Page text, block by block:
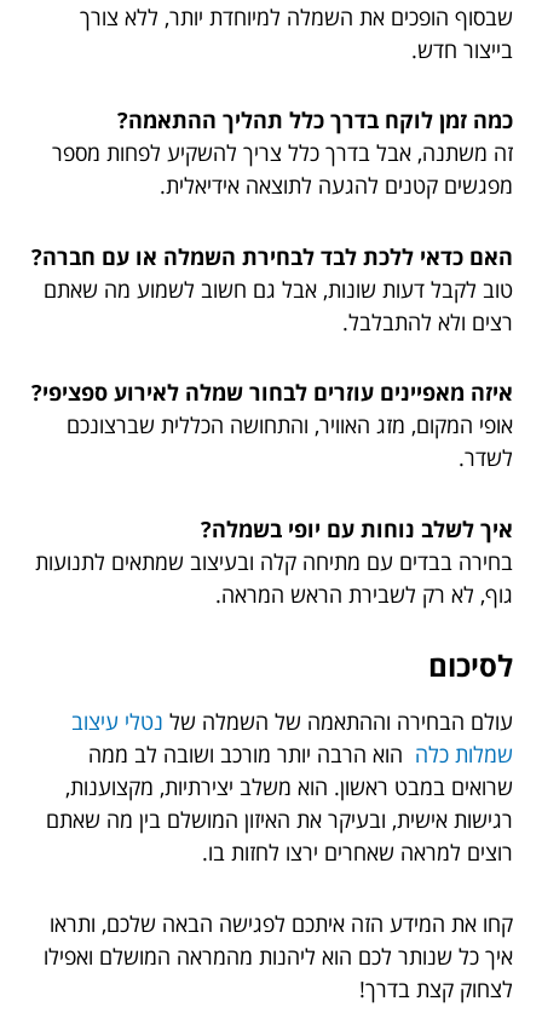
שבסוף הופכים את השמלה למיוחדת יותר, ללא צורך
בייצור חדש.
כמה זמן לוקח בדרך כלל תהליך ההתאמה?
זה משתנה, אבל בדרך כלל צריך להשקיע לפחות מספר
מפגשים קטנים להגעה לתוצאה אידיאלית.
האם כדאי ללכת לבד לבחירת השמלה או עם חברה?
טוב לקבל דעות שונות, אבל גם חשוב לשמוע מה שאתם
רצים ולא להתבלבל.
איזה מאפיינים עוזרים לבחור שמלה לאירוע ספציפי?
אופי המקום, מזג האוויר, והתחושה הכללית שברצונכם
לשדר.
איך לשלב נוחות עם יופי בשמלה?
בחירה בבדים עם מתיחה קלה ובעיצוב שמתאים לתנועות
גוף, לא רק לשבירת הראש המראה.
לסיכום
עולם הבחירה וההתאמה של השמלה של נטלי עיצוב
שמלות כלה הוא הרבה יותר מורכב ושובה לב ממה
שרואים במבט ראשון. הוא משלב יצירתיות, מקצוענות,
רגישות אישית, ובעיקר את האיזון המושלם בין מה שאתם
רוצים למראה שאחרים ירצו לחזות בו.
קחו את המידע הזה איתכם לפגישה הבאה שלכם, ותראו
איך כל שנותר לכם הוא ליהנות מהמראה המושלם ואפילו
לצחוק קצת בדרך!